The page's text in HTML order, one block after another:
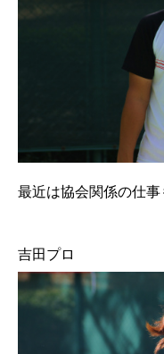
最近は協会関係の仕事
吉田プロ